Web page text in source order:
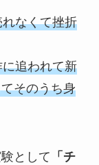
なくて挫折
追われて新
そのうち身
として 「チ